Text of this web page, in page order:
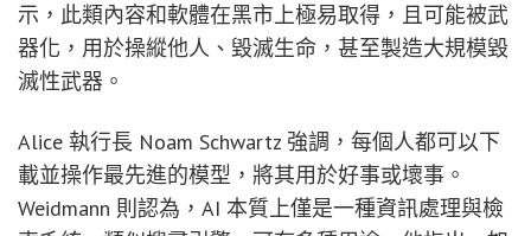
示，此類內容和軟體在黑市上極易取得，且可能被武
器化，用於操縱他人、毀滅生命，甚至製造大規模毀
滅性武器。
Alice 執行長 Noam Schwartz 強調，每個人都可以下
載並操作最先進的模型，將其用於好事或壞事。
Weidmann 則認為，AI 本質上僅是一種資訊處理與檢